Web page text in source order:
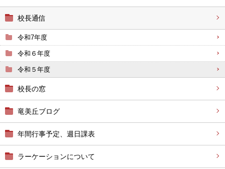
校長通信
令和7年度
令和６年度
令和５年度
校長の窓
竜美丘ブログ
年間行事予定、週日課表
ラーケーションについて